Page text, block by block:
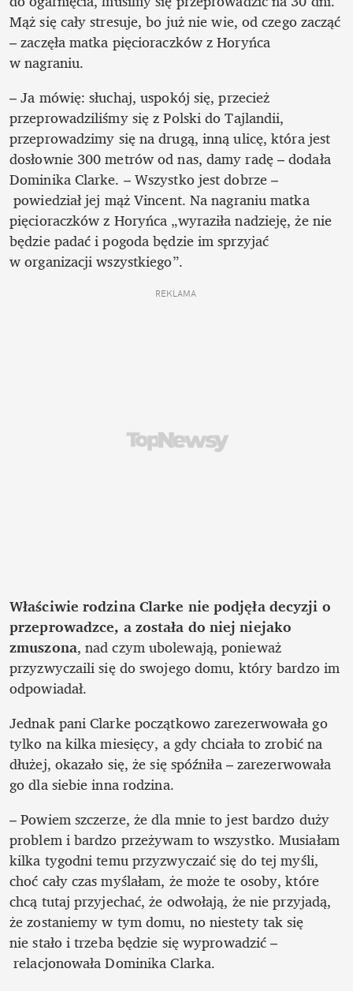
Mąż się cały stresuje, bo już nie wie, od czego zacząć
– zaczęła matka pięcioraczków z Horyńca
w nagraniu.
– Ja mówię: słuchaj, uspokój się, przecież
przeprowadziliśmy się z Polski do Tajlandii,
przeprowadzimy się na drugą, inną ulicę, która jest
dosłownie 300 metrów od nas, damy radę – dodała
Dominika Clarke. – Wszystko jest dobrze –
powiedział jej mąż Vincent. Na nagraniu matka
pięcioraczków z Horyńca „wyraziła nadzieję, że nie
będzie padać i pogoda będzie im sprzyjać
w organizacji wszystkiego”.
REKLAMA
Właściwie rodzina Clarke nie podjęła decyzji o
przeprowadzce, a została do niej niejako
zmuszona, nad czym ubolewają, ponieważ
przyzwyczaili się do swojego domu, który bardzo im
odpowiadał.
Jednak pani Clarke początkowo zarezerwowała go
tylko na kilka miesięcy, a gdy chciała to zrobić na
dłużej, okazało się, że się spóźniła – zarezerwowała
go dla siebie inna rodzina.
– Powiem szczerze, że dla mnie to jest bardzo duży
problem i bardzo przeżywam to wszystko. Musiałam
kilka tygodni temu przyzwyczaić się do tej myśli,
choć cały czas myślałam, że może te osoby, które
chcą tutaj przyjechać, że odwołają, że nie przyjadą,
że zostaniemy w tym domu, no niestety tak się
nie stało i trzeba będzie się wyprowadzić –
relacjonowała Dominika Clarka.